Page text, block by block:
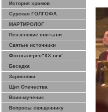
История храмов
Сурская ГОЛГОФА
МАРТИРОЛОГ
Пензенские святыни
Святые источники
Фотогалерея"ХХ век"
Беседка
Зарисовки
Щит Отечества
Воин-мученик
Вопросы священнику